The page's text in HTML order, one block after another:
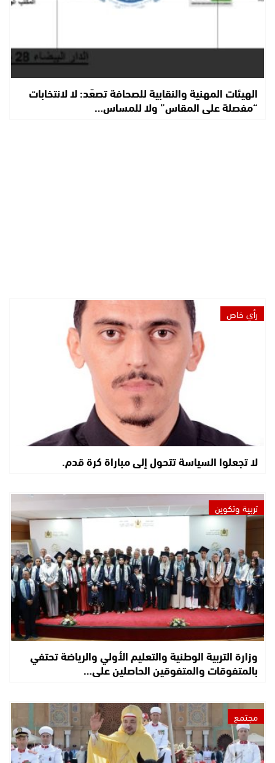
الهيئات المهنية والنقابية للصحافة تصعّد: لا لانتخابات
“مفصلة على المقاس” ولا للمساس…
رأي خاص
لا تجعلوا السياسة تتحول إلى مباراة كرة قدم.
تربية وتكوين
وزارة التربية الوطنية والتعليم الأولي والرياضة تحتفي
بالمتفوقات والمتفوقين الحاصلين على…
مجتمع